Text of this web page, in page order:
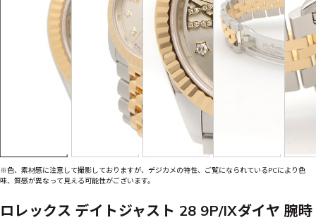
※色、素材感に注意して撮影しておりますが、デジカメの特性、ご覧になられているPCにより色
味、質感が異なって見える可能性がございます。
ロレックス デイトジャスト 28 9P/IXダイヤ 腕時